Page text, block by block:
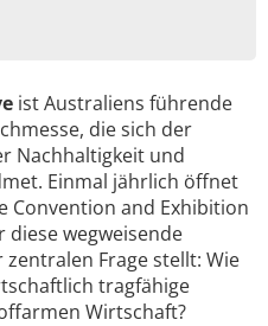
ist Australiens führende
die sich der
Nachhaltigkeit und
Einmal jährlich öffnet
Convention and Exhibition
diese wegweisende
Frage stellt: Wie
tragfähige
Wirtschaft?